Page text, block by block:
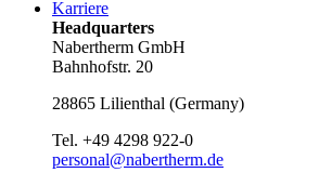
Karriere
Headquarters
Nabertherm GmbH
Bahnhofstr. 20
28865 Lilienthal (Germany)
Tel. +49 4298 922-0
personal@nabertherm.de